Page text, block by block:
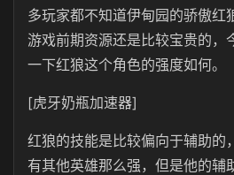
多玩家都不知道伊甸园的骄傲红
游戏前期资源还是比较宝贵的，
一下红狼这个角色的强度如何。
[虎牙奶瓶加速器]
红狼的技能是比较偏向于辅助的
有其他英雄那么强，但是他的辅